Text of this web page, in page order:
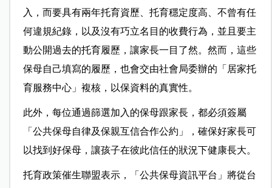
入，而要具有兩年托育資歷、托育穩定度高、不曾有任
何違規紀錄，以及沒有巧立名目的收費行為，並且要主
動公開過去的托育履歷，讓家長一目了然。然而，這些
保母自己填寫的履歷，也會交由社會局委辦的「居家托
育服務中心」複核，以保資料的真實性。
此外，每位通過篩選加入的保母跟家長，都必須簽屬
「公共保母自律及保親互信合作公約」，確保好家長可
以找到好保母，讓孩子在彼此信任的狀況下健康長大。
托育政策催生聯盟表示，「公共保母資訊平台」將從台